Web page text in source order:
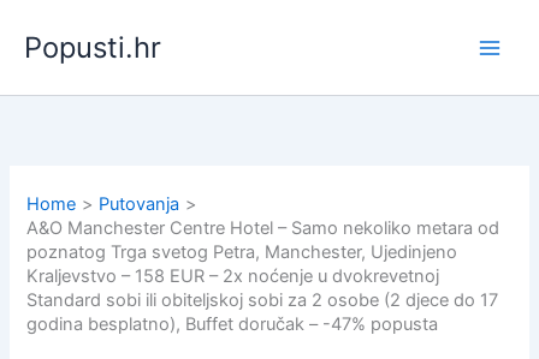
content
Popusti.hr
Home
Putovanja
A&O Manchester Centre Hotel – Samo nekoliko metara od
poznatog Trga svetog Petra, Manchester, Ujedinjeno
Kraljevstvo – 158 EUR – 2x noćenje u dvokrevetnoj
Standard sobi ili obiteljskoj sobi za 2 osobe (2 djece do 17
godina besplatno), Buffet doručak – -47% popusta